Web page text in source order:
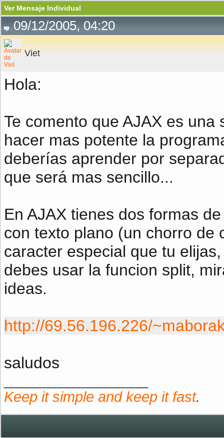
Ver Mensaje Individual
09/12/2005, 04:20
Viet
Hola:
Te comento que AJAX es
hacer mas potente la
deberías aprender por
que será mas sencillo...
En AJAX tienes dos formas
con texto plano (un chorro de
caracter especial que tu
debes usar la funcion split,
ideas.
http://69.56.196.226/
saludos
Keep it simple and keep it fast.